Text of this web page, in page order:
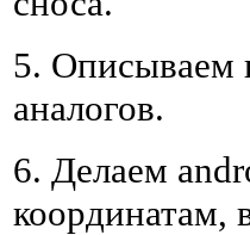
5. Описываем
аналогов.
6. Делаем
координатам,